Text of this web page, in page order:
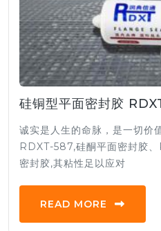
硅铜型平面密封胶
诚实是人生的命脉，是一切价
RDXT-587,硅酮平面密封胶
密封胶,其粘性足以应对
READ MORE